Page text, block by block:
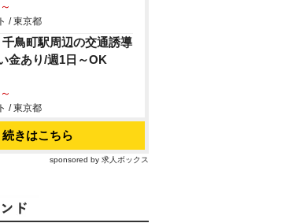
/ 東京都
千鳥町駅周辺の交通誘導
金あり/週1日～OK
/ 東京都
続きはこちら
sponsored by 求人ボックス